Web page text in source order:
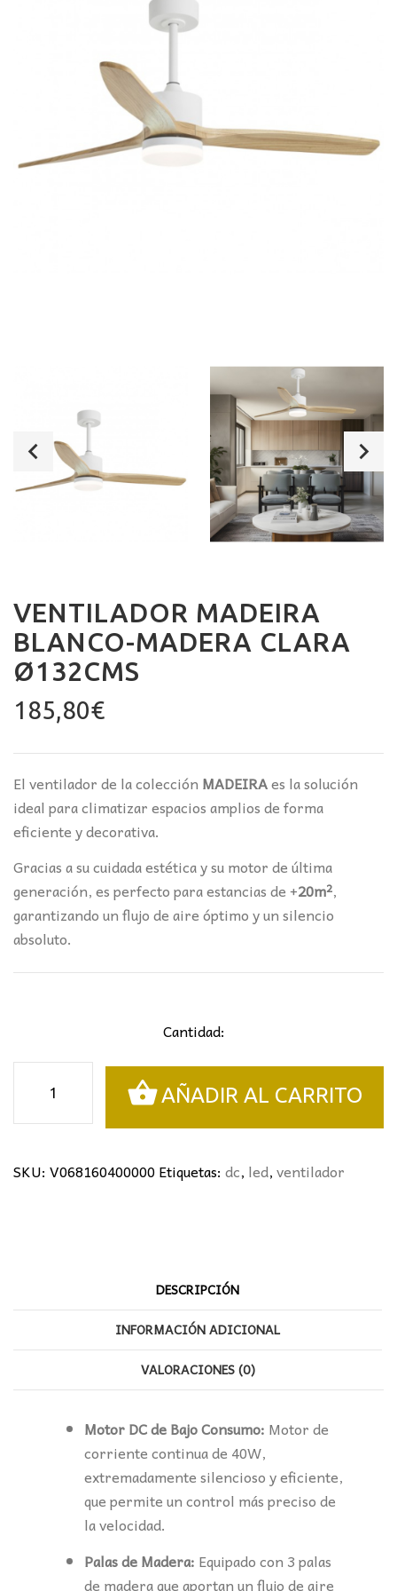
VENTILADOR MADEIRA
BLANCO-MADERA CLARA
Ø132CMS
185,80€
El ventilador de la colección MADEIRAes la solución
ideal para climatizar espacios amplios de forma
eficiente y decorativa.
Gracias a su cuidada estética y su motor de última
generación, es perfecto para estancias de +20m²,
garantizando un flujo de aire óptimo y un silencio
absoluto.
Cantidad:
MADEIRA
BLANCO-
CLARA
AÑADIR AL CARRITO
SKU: V068160400000Etiquetas: dc, led,ventilador
DESCRIPCIÓN
INFORMACIÓN ADICIONAL
VALORACIONES (0)
Motor DC de Bajo Consumo: Motor de
corriente continua de 40W,
extremadamente silencioso y eficiente,
que permite un control más preciso de
la velocidad.
Palas de Madera: Equipado con 3 palas
de madera que aportan un flujo de aire